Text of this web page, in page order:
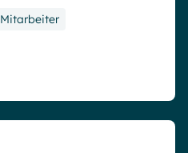
Mitarbeiter